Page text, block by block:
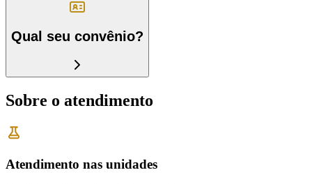
Qual seu convênio?
Sobre o atendimento
Atendimento nas unidades